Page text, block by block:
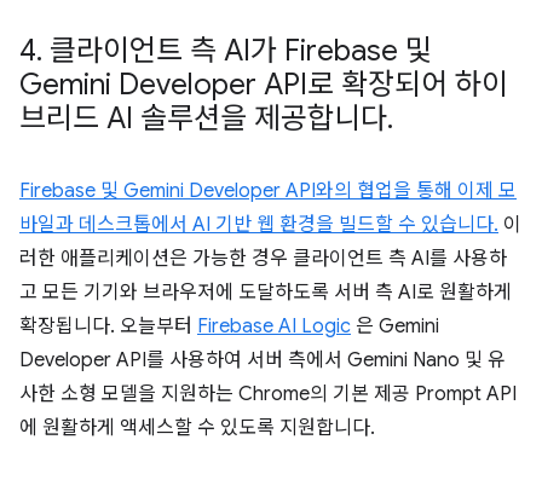
4. 클라이언트 측 AI가 Firebase 및
Gemini Developer API로 확장되어 하이
브리드 AI 솔루션을 제공합니다.
Firebase 및 Gemini Developer API와의 협업을 통해 이제 모
바일과 데스크톱에서 AI 기반 웹 환경을 빌드할 수 있습니다. 이
러한 애플리케이션은 가능한 경우 클라이언트 측 AI를 사용하
고 모든 기기와 브라우저에 도달하도록 서버 측 AI로 원활하게
확장됩니다. 오늘부터 Firebase AI Logic 은 Gemini
Developer API를 사용하여 서버 측에서 Gemini Nano 및 유
사한 소형 모델을 지원하는 Chrome의 기본 제공 Prompt API
에 원활하게 액세스할 수 있도록 지원합니다.